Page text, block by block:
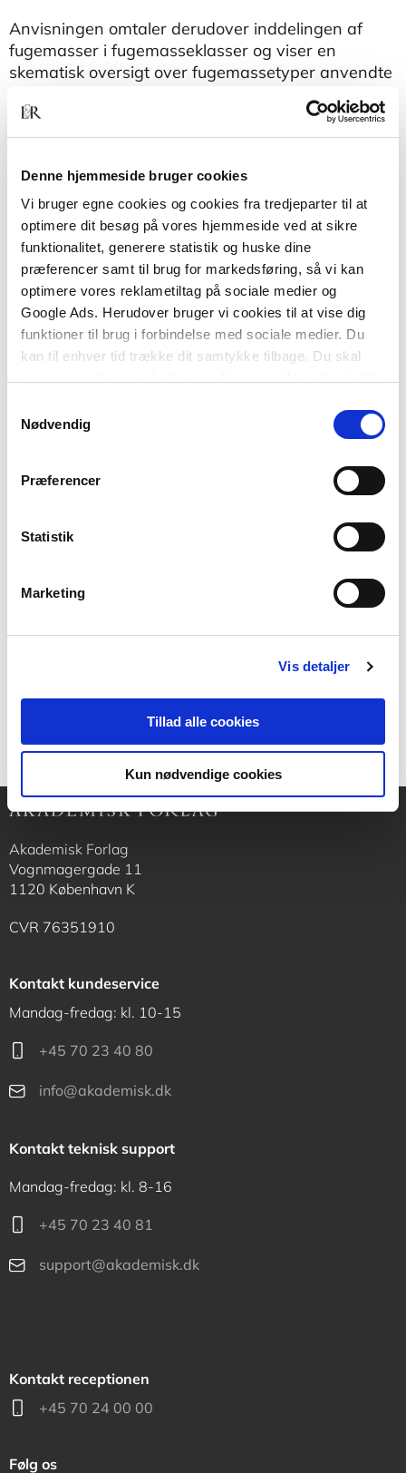
Denne hjemmeside bruger cookies
Vi bruger egne cookies og cookies fra tredjeparter til at
optimere dit besøg på vores hjemmeside ved at sikre
funktionalitet, generere statistik og huske dine
præferencer samt til brug for markedsføring, så vi kan
optimere vores reklametiltag på sociale medier og
Google Ads. Herudover bruger vi cookies til at vise dig
funktioner til brug i forbindelse med sociale medier. Du
kan til enhver tid trække dit samtykke tilbage. Du skal
tilbagetrækker et samtykke.
Nødvendig
Præferencer
Statistik
Marketing
Vis detaljer
Tillad alle cookies
Kun nødvendige cookies
Anvisningen omtaler derudover inddelingen af
fugemasser i fugemasseklasser og viser en
skematisk oversigt over fugemassetyper anvendte
Af samme forfatter
Softcover med flapper
Erik Brandt Hans Zachariassen
Akademisk Forlag
Vognmagergade 11
1120 København K
CVR 76351910
Kontakt kundeservice
Mandag-fredag: kl. 10-15
+45 70 23 40 80
info@akademisk.dk
Kontakt teknisk support
Mandag-fredag: kl. 8-16
+45 70 23 40 81
support@akademisk.dk
Kontakt receptionen
+45 70 24 00 00
Følg os